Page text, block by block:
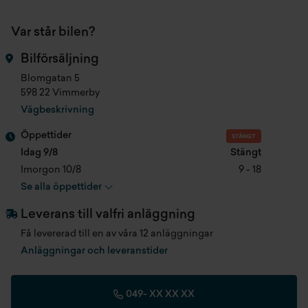
Cylindervolym
Färg
Produktionsmånad
Registreringsdatum 2019-01-04
Senast besiktad
Längd
Parkeringssensor bak
Elhissar fram & bak
4wd
Automatlåda
Acc/klimatanläggning
Airbag förare & passagerare
Rattvärme
Var står bilen?
Bilförsäljning
Blomgatan 5
598 22 Vimmerby
Vägbeskrivning
Öppettider STÄNGT
Idag 9/8
Stängt
Imorgon 10/8
9 - 18
Se alla öppettider
Leverans till valfri anläggning
Få levererad till en av våra 12 anläggningar
Anläggningar och leveranstider
049- XX XX XX